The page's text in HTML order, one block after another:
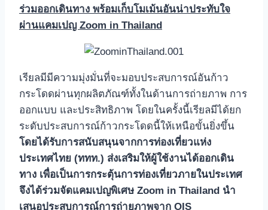
ร่วมออกเดินทาง พร้อมเก็บโมเม้นอันน่าประทับใจ
ผ่านแคมเปญ Zoom in Thailand
เรียลมีมีความมุ่งมั่นที่จะมอบประสบการณ์อันก้าว
กระโดดผ่านทุกผลิตภัณฑ์ทั้งในด้านการถ่ายภาพ การ
ออกแบบ และประสิทธิภาพ โดยในครั้งนี้เรียลมีได้ยก
ระดับประสบการณ์ก้าวกระโดดนี้ให้เหนือขั้นยิ่งขึ้น
โดยได้รับการสนับสนุนจากการท่องเที่ยวแห่ง
ประเทศไทย (ททท.) ส่งเสริมให้ผู้ใช้งานได้ออกเดิน
ทาง เพื่อเป็นการกระตุ้นการท่องเที่ยวภายในประเทศ
จึงได้ร่วมจัดแคมเปญพิเศษ Zoom in Thailand นำ
เสนอประสบการณ์การถ่ายภาพจาก OIS